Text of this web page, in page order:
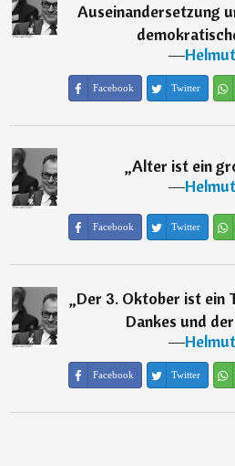
Auseinandersetzung
―
Facebook Twitter
„Alter ist ein
―
Facebook Twitter
„Der 3. Oktober ist ein
Dankes und
―
Facebook Twitter